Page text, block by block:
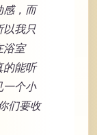
感，而
以我只
浴室
的能听
一个小
们要收